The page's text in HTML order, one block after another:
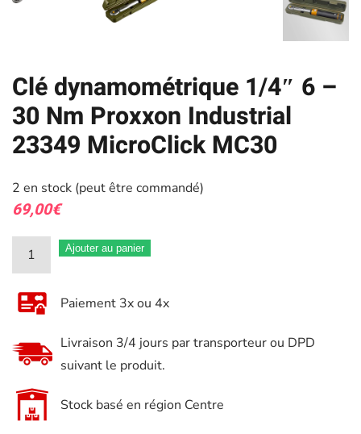
Clé dynamométrique 1/4″ 6 –
30 Nm Proxxon Industrial
23349 MicroClick MC30
2 en stock (peut être commandé)
69,00€
quantité
de
Clé
dynamométrique
6
30
Ajouter au panier
Paiement 3x ou 4x
Livraison 3/4 jours par transporteur ou DPD
suivant le produit.
Stock basé en région Centre